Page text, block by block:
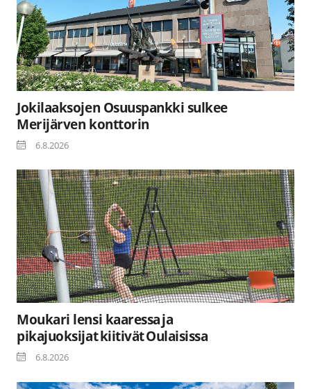
Jokilaaksojen Osuuspankki sulkee
Merijärven konttorin
6.8.2026
Moukari lensi kaaressa ja
pikajuoksijat kiitivät Oulaisissa
6.8.2026